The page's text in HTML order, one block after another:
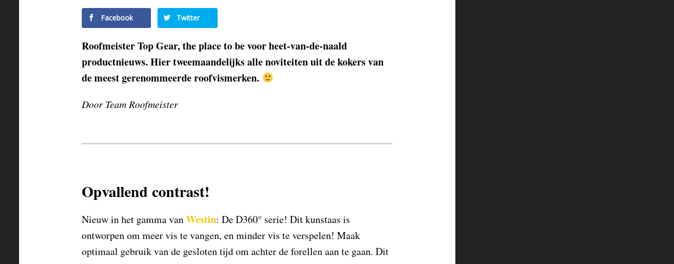
Facebook Twitter
Roofmeister Top Gear, the place to be voor heet-van-de-naald
productnieuws. Hier tweemaandelijks alle noviteiten uit de kokers van
de meest gerenommeerde roofvismerken.
Door Team Roofmeister
Opvallend contrast!
Nieuw in het gamma vanWestin: De D360° serie! Dit kunstaas is
ontworpen om meer vis te vangen, en minder vis te verspelen! Maak
optimaal gebruik van de gesloten tijd om achter de forellen aan te gaan. Dit